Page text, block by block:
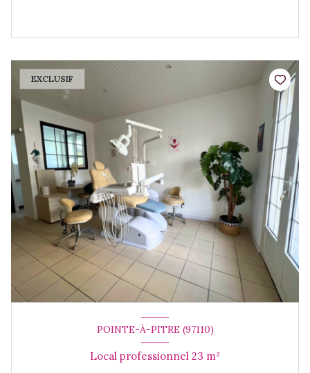
EXCLUSIF
POINTE-À-PITRE (97110)
Local professionnel 23 m²